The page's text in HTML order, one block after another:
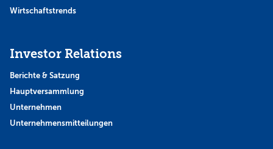
Wirtschaftstrends
Investor Relations
Berichte & Satzung
Hauptversammlung
Unternehmen
Unternehmensmitteilungen